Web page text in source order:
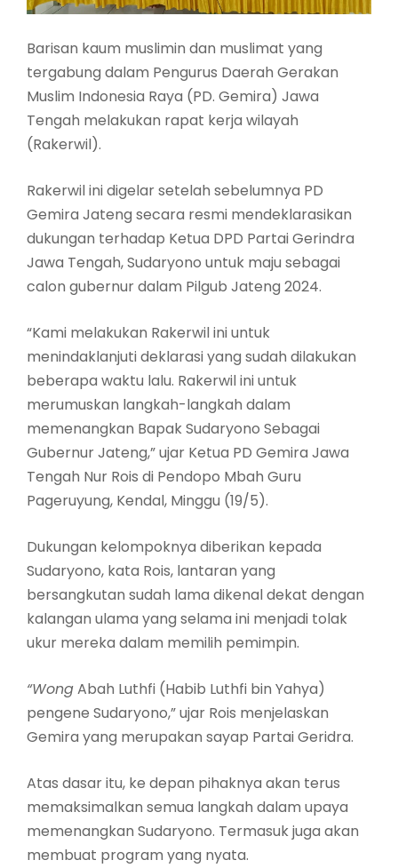
Barisan kaum muslimin dan muslimat yang
tergabung dalam Pengurus Daerah Gerakan
Muslim Indonesia Raya (PD. Gemira) Jawa
Tengah melakukan rapat kerja wilayah
(Rakerwil).
Rakerwil ini digelar setelah sebelumnya PD
Gemira Jateng secara resmi mendeklarasikan
dukungan terhadap Ketua DPD Partai Gerindra
Jawa Tengah, Sudaryono untuk maju sebagai
calon gubernur dalam Pilgub Jateng 2024.
“Kami melakukan Rakerwil ini untuk
menindaklanjuti deklarasi yang sudah dilakukan
beberapa waktu lalu. Rakerwil ini untuk
merumuskan langkah-langkah dalam
memenangkan Bapak Sudaryono Sebagai
Gubernur Jateng,” ujar Ketua PD Gemira Jawa
Tengah Nur Rois di Pendopo Mbah Guru
Pageruyung, Kendal, Minggu (19/5).
Dukungan kelompoknya diberikan kepada
Sudaryono, kata Rois, lantaran yang
bersangkutan sudah lama dikenal dekat dengan
kalangan ulama yang selama ini menjadi tolak
ukur mereka dalam memilih pemimpin.
“WongAbah Luthfi (Habib Luthfi bin Yahya)
pengene Sudaryono,” ujar Rois menjelaskan
Gemira yang merupakan sayap Partai Geridra.
Atas dasar itu, ke depan pihaknya akan terus
memaksimalkan semua langkah dalam upaya
memenangkan Sudaryono. Termasuk juga akan
membuat program yang nyata.